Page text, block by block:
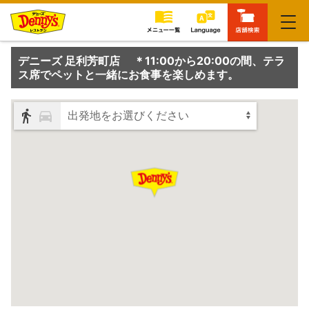
閉じる
デニーズ 足利芳町店 ＊11:00から20:00の間、テラ
ス席でペットと一緒にお食事を楽しめます。
出発地をお選びください